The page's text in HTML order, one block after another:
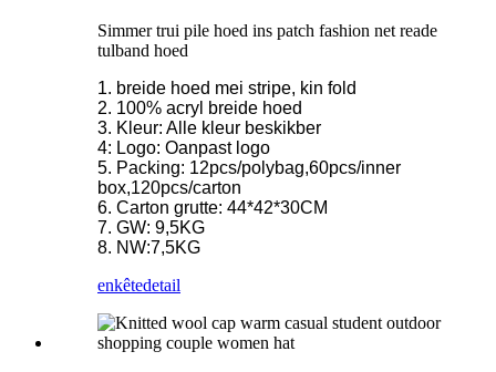
Simmer trui pile hoed ins patch fashion net reade
tulband hoed
1. breide hoed mei stripe, kin fold
2. 100% acryl breide hoed
3. Kleur: Alle kleur beskikber
4: Logo: Oanpast logo
5. Packing: 12pcs/polybag,60pcs/inner
box,120pcs/carton
6. Carton grutte: 44*42*30CM
7. GW: 9,5KG
8. NW:7,5KG
enkêtedetail